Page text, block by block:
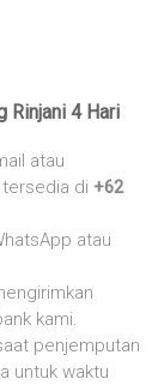
Rinjani 4 Hari
atau
tersedia di+62
atau
kami.
penjemputan
untuk waktu